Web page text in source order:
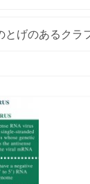
とげのあるクラ